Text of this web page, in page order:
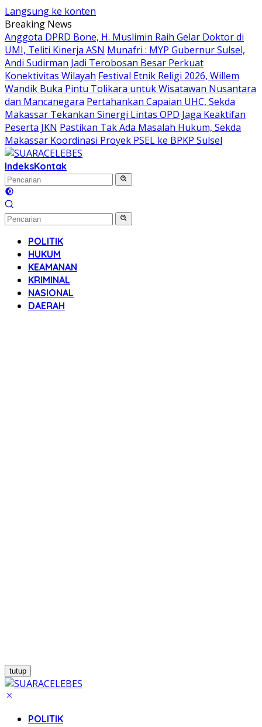
Langsung ke konten
Breaking News
Anggota DPRD Bone, H. Muslimin Raih Gelar Doktor di
UMI, Teliti Kinerja ASN Munafri : MYP Gubernur Sulsel,
Andi Sudirman Jadi Terobosan Besar Perkuat
Konektivitas Wilayah Festival Etnik Religi 2026, Willem
Wandik Buka Pintu Tolikara untuk Wisatawan Nusantara
dan Mancanegara Pertahankan Capaian UHC, Sekda
Makassar Tekankan Sinergi Lintas OPD Jaga Keaktifan
Peserta JKN Pastikan Tak Ada Masalah Hukum, Sekda
Makassar Koordinasi Proyek PSEL ke BPKP Sulsel
IndeksKontak
POLITIK
HUKUM
KEAMANAN
KRIMINAL
NASIONAL
DAERAH
tutup
POLITIK